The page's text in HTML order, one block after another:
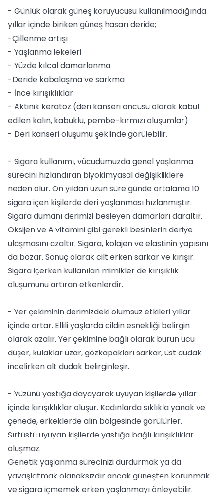
- Günlük olarak güneş koruyucusu kullanılmadığında
yıllar içinde biriken güneş hasarı deride;
-Çillenme artışı
- Yaşlanma lekeleri
- Yüzde kılcal damarlanma
-Deride kabalaşma ve sarkma
- İnce kırışıklıklar
- Aktinik keratoz (deri kanseri öncüsü olarak kabul
edilen kalın, kabuklu, pembe-kırmızı oluşumlar)
- Deri kanseri oluşumu şeklinde görülebilir.
- Sigara kullanımı, vücudumuzda genel yaşlanma
sürecini hızlandıran biyokimyasal değişikliklere
neden olur. On yıldan uzun süre günde ortalama 10
sigara içen kişilerde deri yaşlanması hızlanmıştır.
Sigara dumanı derimizi besleyen damarları daraltır.
Oksijen ve A vitamini gibi gerekli besinlerin deriye
ulaşmasını azaltır. Sigara, kolajen ve elastinin yapısını
da bozar. Sonuç olarak cilt erken sarkar ve kırışır.
Sigara içerken kullanılan mimikler de kırışıklık
oluşumunu artıran etkenlerdir.
- Yer çekiminin derimizdeki olumsuz etkileri yıllar
içinde artar. Ellili yaşlarda cildin esnekliği belirgin
olarak azalır. Yer çekimine bağlı olarak burun ucu
düşer, kulaklar uzar, gözkapakları sarkar, üst dudak
incelirken alt dudak belirginleşir.
- Yüzünü yastığa dayayarak uyuyan kişilerde yıllar
içinde kırışıklıklar oluşur. Kadınlarda sıklıkla yanak ve
çenede, erkeklerde alın bölgesinde görülürler.
Sırtüstü uyuyan kişilerde yastığa bağlı kırışıklıklar
oluşmaz.
Genetik yaşlanma sürecinizi durdurmak ya da
yavaşlatmak olanaksızdır ancak güneşten korunmak
ve sigara içmemek erken yaşlanmayı önleyebilir.